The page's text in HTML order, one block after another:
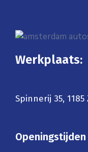
Werkplaats:
Spinnerij 35,
Openingstijden